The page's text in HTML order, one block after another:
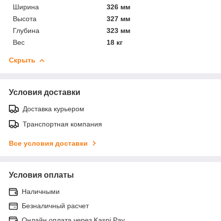
Ширина
326 мм
Высота
327 мм
Глубина
323 мм
Вес
18 кг
Скрыть
Условия доставки
Доставка курьером
Транспортная компания
Все условия доставки
Условия оплаты
Наличными
Безналичный расчет